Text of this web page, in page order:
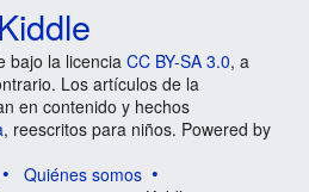
bajo la licencia CC BY-SA 3.0, a
Los artículos de la
en contenido y hechos
, reescritos para niños. Powered by
Quiénes somos